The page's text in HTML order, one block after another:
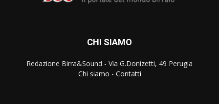
CHI SIAMO
Redazione Birra&Sound - Via G.Donizetti, 49 Perugia
Chi siamo - Contatti